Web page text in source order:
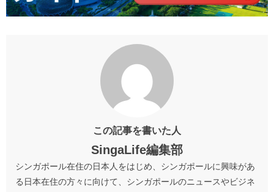
この記事を書いた人
SingaLife編集部
シンガポール在住の日本人をはじめ、シンガポールに興味があ
る日本在住の方々に向けて、シンガポールのニュースやビジネ